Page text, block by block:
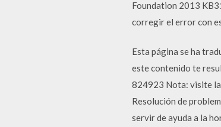
Foundation 2013
corregir el error con
Esta página se ha
este contenido te
824923 Nota: visite la
Resolución de
servir de ayuda a la